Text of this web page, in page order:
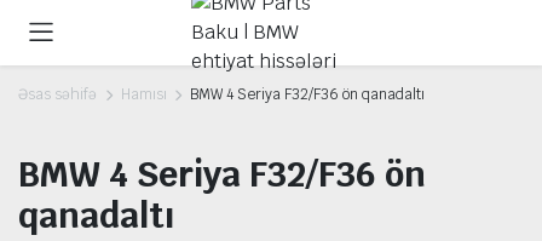
Əsas səhifə Hamısı BMW 4 Seriya F32/F36 ön qanadaltı
BMW 4 Seriya F32/F36 ön
qanadaltı